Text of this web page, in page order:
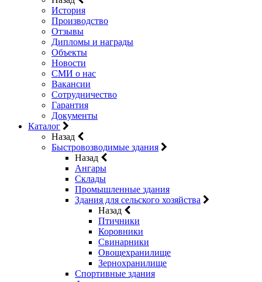
История
Производство
Отзывы
Дипломы и награды
Объекты
Новости
СМИ о нас
Вакансии
Сотрудничество
Гарантия
Документы
Каталог
Назад
Быстровозводимые здания
Назад
Ангары
Склады
Промышленные здания
Здания для сельского хозяйства
Назад
Птичники
Коровники
Свинарники
Овощехранилище
Зернохранилище
Спортивные здания